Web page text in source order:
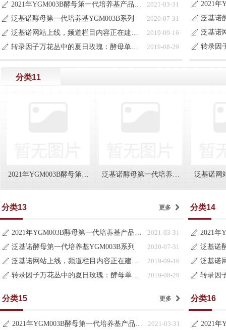
2021-03-31
ꄅ
2021年YGM003B酵母第一代培养基产品目录更新说明
2020-07-31
ꄅ 泛基诺酵母第一代培养基YGM003B系列
2019-09-16
ꄅ
泛基诺网站上线，频道栏目内容正在建设中
2019-08-29
ꄅ 转录因子万花丛中的夏日玫瑰：酵母单杂交系统
ꄅ
ꄅ 泛基诺
ꄅ
ꄅ
2021年YGM003B酵母第一
代培养基产品目录更新说
泛基诺酵母第一代培养基
YGM003B系列
泛基诺网
目内
分类11
2021-03-31
ꄅ
2021年YGM003B酵母第一代培养基产品目录更新说明
2020-07-31
ꄅ 泛基诺酵母第一代培养基YGM003B系列
2019-09-16
ꄅ
泛基诺网站上线，频道栏目内容正在建设中
2019-08-29
ꄅ 转录因子万花丛中的夏日玫瑰：酵母单杂交系统
更多 낑
分类13 分类14
ꄅ
ꄅ 泛基诺
ꄅ
ꄅ
2021-03-31
ꄅ
2021年YGM003B酵母第一代培养基产品目录更新说明
更多 낑
分类15 分类16
ꄅ